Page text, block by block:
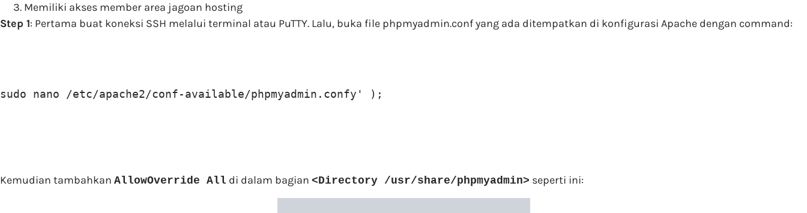
Memiliki akses member area jagoan hosting
Step 1: Pertama buat koneksi SSH melalui terminal atau PuTTY. Lalu, buka file phpmyadmin.conf yang ada ditempatkan di konfigurasi Apache dengan command:
sudo nano /etc/apache2/conf-available/phpmyadmin.confy' );
Kemudian tambahkan AllowOverride All di dalam bagian <Directory /usr/share/phpmyadmin> seperti ini: